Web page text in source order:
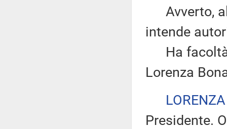
Avverto,
intende
Ha facoltà
Lorenza
Presidente.